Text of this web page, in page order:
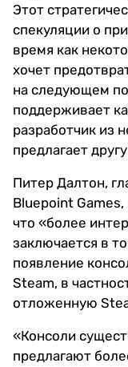
Этот
спекуляции о
время как
хочет
на следующем
поддерживает
разработчик из
предлагает
Питер Далтон,
Bluepoint
что «более
заключается в
появление
Steam, в
отложенную
«Консоли
предлагают